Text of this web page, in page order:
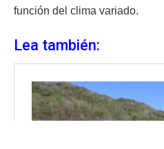
función del clima variado.
Lea también: